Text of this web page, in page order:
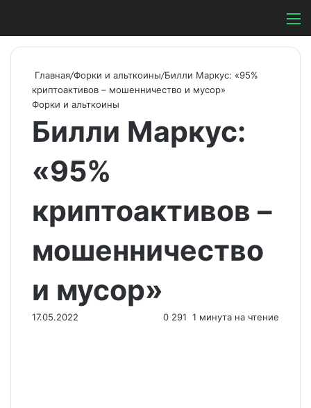
Switch skin
Главная/Форки и альткоины/Билли Маркус: «95%
криптоактивов – мошенничество и мусор»
Форки и альткоины
Билли Маркус:
«95%
криптоактивов –
мошенничество
и мусор»
17.05.2022 0 291 1 минута на чтение